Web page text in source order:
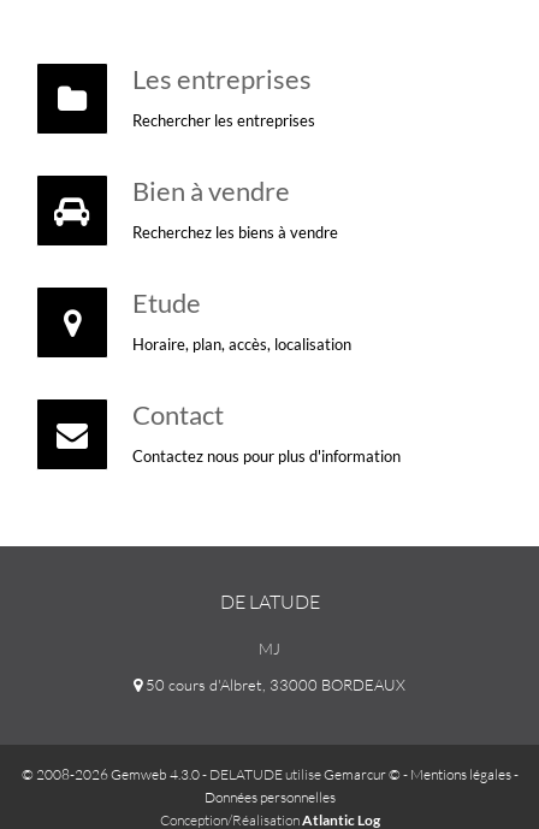
Les entreprises
Rechercher les entreprises
Bien à vendre
Recherchez les biens à vendre
Etude
Horaire, plan, accès, localisation
Contact
Contactez nous pour plus d'information
DE LATUDE
MJ
50 cours d'Albret, 33000 BORDEAUX
© 2008-2026 Gemweb 4.3.0- DELATUDE utiliseGemarcur © - Mentions légales-
Données personnelles
Conception/RéalisationAtlantic Log